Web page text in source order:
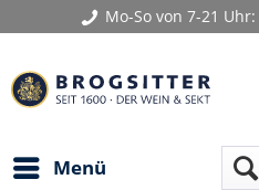
Mo-So von 7-21 Uhr:
Menü